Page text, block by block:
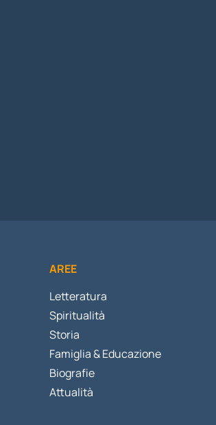
AREE
Letteratura
Spiritualità
Storia
Famiglia & Educazione
Biografie
Attualità